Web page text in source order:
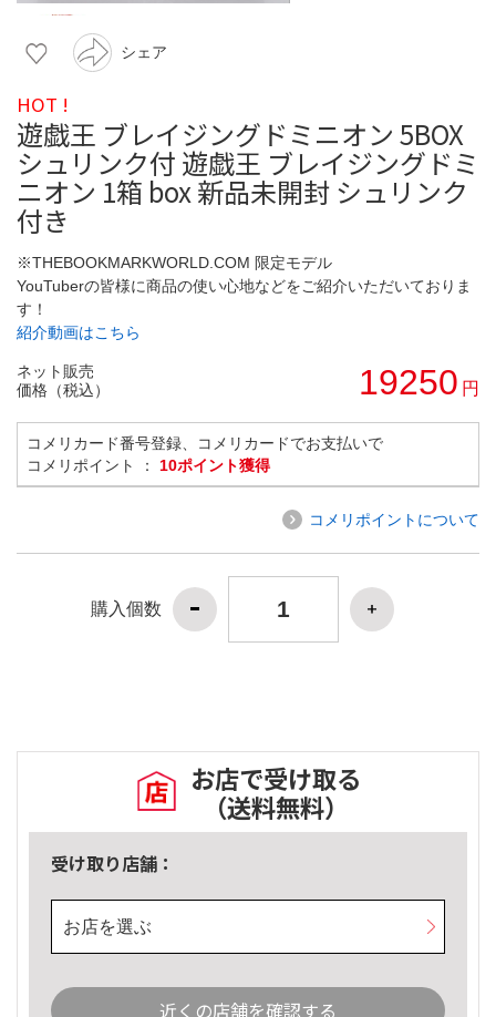
シェア
HOT !
遊戯王 ブレイジングドミニオン 5BOX
シュリンク付 遊戯王 ブレイジングドミ
ニオン 1箱 box 新品未開封 シュリンク
付き
※THEBOOKMARKWORLD.COM 限定モデル
YouTuberの皆様に商品の使い心地などをご紹介いただいておりま
す！
紹介動画はこちら
ネット販売
価格（税込）
19250 円
コメリカード番号登録、コメリカードでお支払いで
コメリポイント ： 10ポイント獲得
コメリポイントについて
購入個数
お店で受け取る
（送料無料）
受け取り店舗：
お店を選ぶ
近くの店舗を確認する